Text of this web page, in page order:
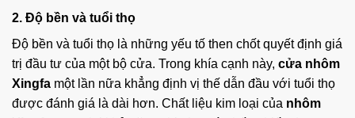
2. Độ bền và tuổi thọ
Độ bền và tuổi thọ là những yếu tố then chốt quyết định giá
trị đầu tư của một bộ cửa. Trong khía cạnh này, cửa nhôm
Xingfa một lần nữa khẳng định vị thế dẫn đầu với tuổi thọ
được đánh giá là dài hơn. Chất liệu kim loại của nhôm